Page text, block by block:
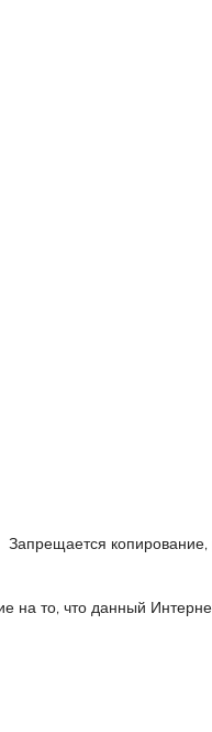
Запрещается
то, что данный